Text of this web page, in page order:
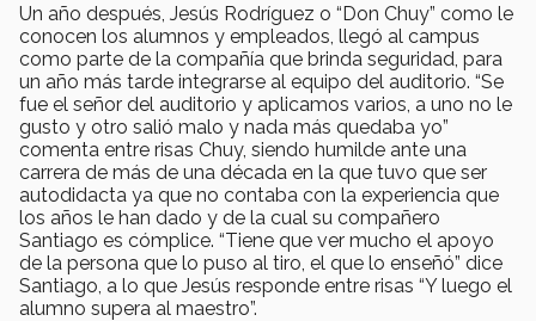
Un año después, Jesús Rodríguez o “Don Chuy” como le
conocen los alumnos y empleados, llegó al campus
como parte de la compañía que brinda seguridad, para
un año más tarde integrarse al equipo del auditorio. “Se
fue el señor del auditorio y aplicamos varios, a uno no le
gusto y otro salió malo y nada más quedaba yo”
comenta entre risas Chuy, siendo humilde ante una
carrera de más de una década en la que tuvo que ser
autodidacta ya que no contaba con la experiencia que
los años le han dado y de la cual su compañero
Santiago es cómplice. “Tiene que ver mucho el apoyo
de la persona que lo puso al tiro, el que lo enseñó” dice
Santiago, a lo que Jesús responde entre risas “Y luego el
alumno supera al maestro”.